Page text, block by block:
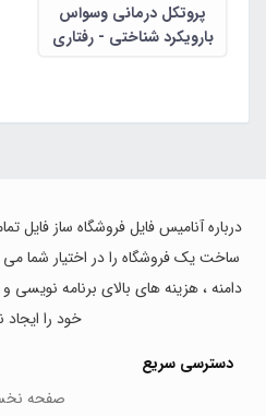
پروتکل درمانی وسواس
بارویکرد شناختی - رفتاری
درباره آنامیس فایل فروشگاه ساز فایل
ساخت یک فروشگاه را در اختیار شما
دامنه ، هزینه های بالای برنامه
خود را ایجاد
دسترسی سریع
صفحه